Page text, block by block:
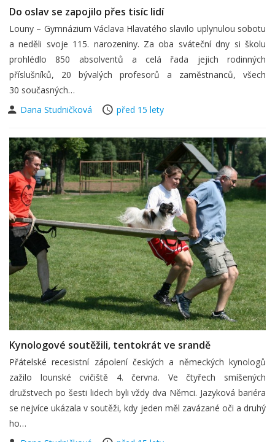
Do oslav se zapojilo přes tisíc lidí
Louny – Gymnázium Václava Hlavatého slavilo uplynulou sobotu
a neděli svoje 115. narozeniny. Za oba sváteční dny si školu
prohlédlo 850 absolventů a celá řada jejich rodinných
příslušníků, 20 bývalých profesorů a zaměstnanců, všech
30 současných…
Dana Studničková
před 15 lety
Kynologové soutěžili, tentokrát ve srandě
Přátelské recesistní zápolení českých a německých kynologů
zažilo lounské cvičiště 4. června. Ve čtyřech smíšených
družstvech po šesti lidech byli vždy dva Němci. Jazyková bariéra
se nejvíce ukázala v soutěži, kdy jeden měl zavázané oči a druhý
ho…